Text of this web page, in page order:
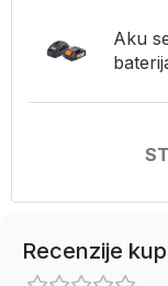
Aku
Recenzije